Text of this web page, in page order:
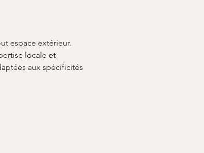
espace extérieur.
locale et
aux spécificités